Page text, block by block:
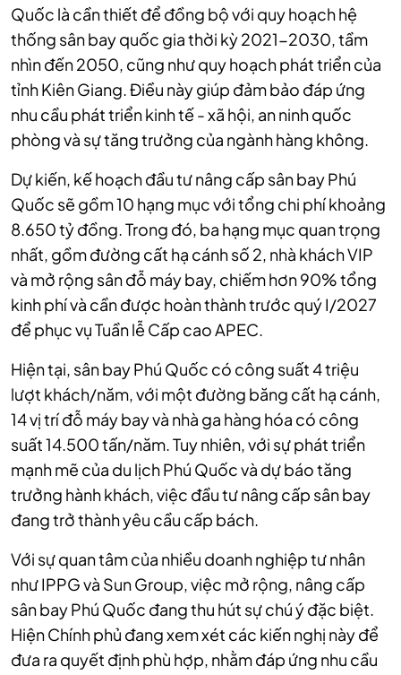
Quốc là cần thiết để đồng bộ với quy hoạch hệ
thống sân bay quốc gia thời kỳ 2021-2030, tầm
nhìn đến 2050, cũng như quy hoạch phát triển của
tỉnh Kiên Giang. Điều này giúp đảm bảo đáp ứng
nhu cầu phát triển kinh tế - xã hội, an ninh quốc
phòng và sự tăng trưởng của ngành hàng không.
Dự kiến, kế hoạch đầu tư nâng cấp sân bay Phú
Quốc sẽ gồm 10 hạng mục với tổng chi phí khoảng
8.650 tỷ đồng. Trong đó, ba hạng mục quan trọng
nhất, gồm đường cất hạ cánh số 2, nhà khách VIP
và mở rộng sân đỗ máy bay, chiếm hơn 90% tổng
kinh phí và cần được hoàn thành trước quý I/2027
để phục vụ Tuần lễ Cấp cao APEC.
Hiện tại, sân bay Phú Quốc có công suất 4 triệu
lượt khách/năm, với một đường băng cất hạ cánh,
14 vị trí đỗ máy bay và nhà ga hàng hóa có công
suất 14.500 tấn/năm. Tuy nhiên, với sự phát triển
mạnh mẽ của du lịch Phú Quốc và dự báo tăng
trưởng hành khách, việc đầu tư nâng cấp sân bay
đang trở thành yêu cầu cấp bách.
Với sự quan tâm của nhiều doanh nghiệp tư nhân
như IPPG và Sun Group, việc mở rộng, nâng cấp
sân bay Phú Quốc đang thu hút sự chú ý đặc biệt.
Hiện Chính phủ đang xem xét các kiến nghị này để
đưa ra quyết định phù hợp, nhằm đáp ứng nhu cầu